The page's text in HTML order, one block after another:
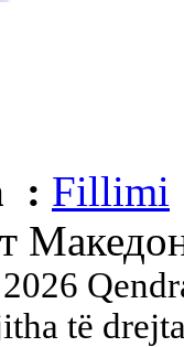
: Fillimi
të